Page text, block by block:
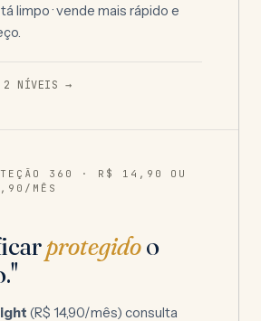
limpo · vende mais rápido e
2 NÍVEIS →
360 · R$ 14,90
OU
/MÊS
protegidoo
(R$ 14,90/mês) consulta